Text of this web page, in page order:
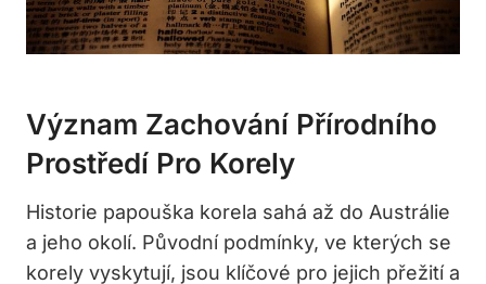
Význam Zachování Přírodního
Prostředí Pro Korely
Historie papouška korela sahá až do Austrálie
a jeho okolí. Původní podmínky, ve kterých se
korely vyskytují, jsou klíčové pro jejich přežití a